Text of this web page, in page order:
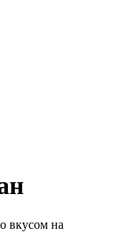
вкусом на